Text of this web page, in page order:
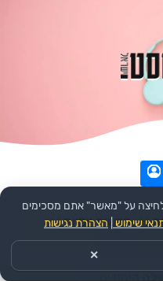
>> חדשות יומיות >>
על "מאשר" אתם מסכימים
שימוש הצהרת נגישות
✕